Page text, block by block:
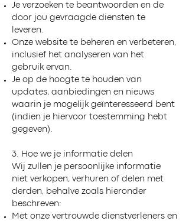
Je verzoeken te beantwoorden en de
door jou gevraagde diensten te
leveren.
Onze website te beheren en verbeteren,
inclusief het analyseren van het
gebruik ervan.
Je op de hoogte te houden van
updates, aanbiedingen en nieuws
waarin je mogelijk geïnteresseerd bent
(indien je hiervoor toestemming hebt
gegeven).
3. Hoe we je informatie delen
Wij zullen je persoonlijke informatie
niet verkopen, verhuren of delen met
derden, behalve zoals hieronder
beschreven:
Met onze vertrouwde dienstverleners en